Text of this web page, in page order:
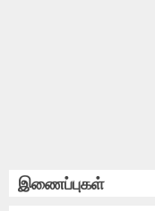
இணைப்புகள்